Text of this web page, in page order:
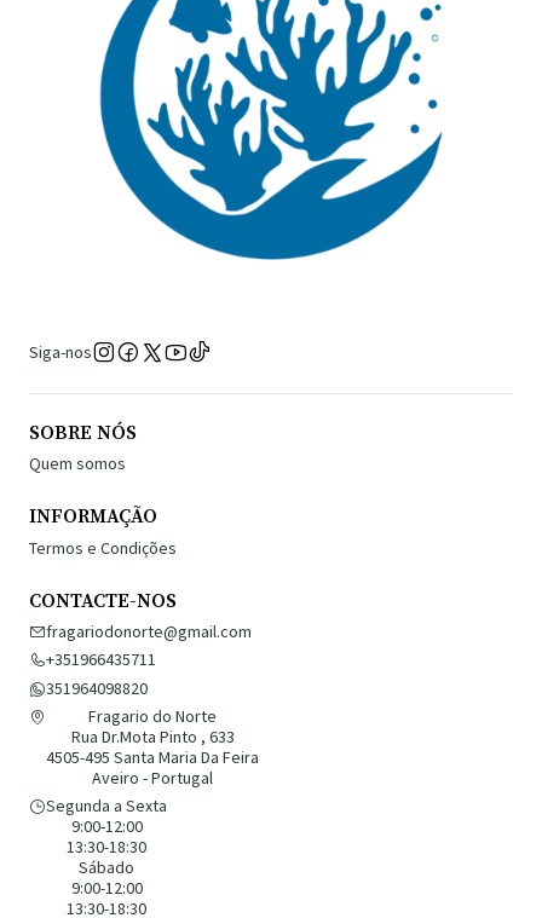
Siga-nos
SOBRE NÓS
Quem somos
INFORMAÇÃO
Termos e Condições
CONTACTE-NOS
fragariodonorte@gmail.com
+351966435711
351964098820
Fragario do Norte
Rua Dr.Mota Pinto , 633
4505-495 Santa Maria Da Feira
Aveiro - Portugal
Segunda a Sexta
9:00-12:00
13:30-18:30
Sábado
9:00-12:00
13:30-18:30